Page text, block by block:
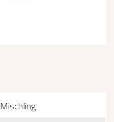
Mischling